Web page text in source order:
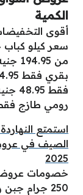
الكمية
أقوى
من
رومي طازج فقط 56.95 جنيه بدلاً من 65.95
استمتع
2025
خصومات عروض